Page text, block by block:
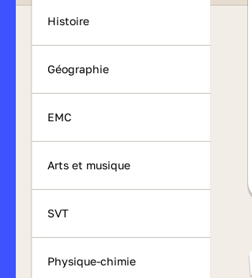
Histoire
Géographie
EMC
Arts et musique
SVT
Physique-chimie